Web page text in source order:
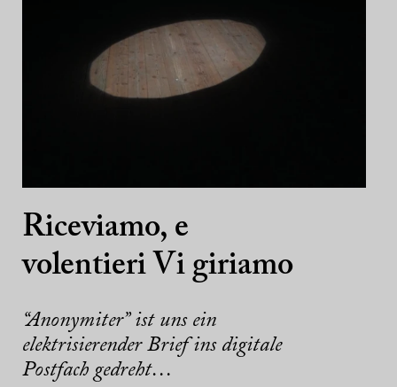
Riceviamo, e
volentieri Vi giriamo
“Anonymiter” ist uns ein
elektrisierender Brief ins digitale
Postfach gedreht…